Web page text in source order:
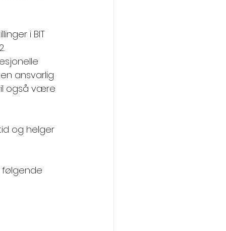
i BIT
ansvarlig
også være
og helger